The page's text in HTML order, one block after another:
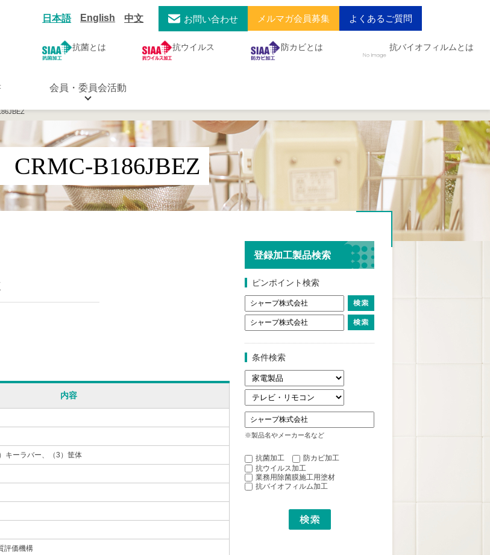
日本語 English 中文 お問い合わせ メルマガ会員募集 よくあるご質問
抗菌とは 抗ウイルス 防カビとは 抗バイオフィルムとは
会員・委員会活動
CRMC-B186JBEZ
内容
キーラバー、（3）筐体
評価機構
登録加工製品検索
ピンポイント検索
条件検索
※製品名やメーカー名など
抗菌加工
防カビ加工
抗ウイルス加工
業務用除菌膜施工用塗材
抗バイオフィルム加工